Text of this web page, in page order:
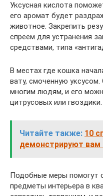
Уксусная кислота
его аромат будет
животное. Закрепить
спреем для устранения
средствами, типа
В местах где кошка
вату, смоченную
многим людям, и его
цитрусовых или гвоздики.
Читайте также: 10
демонстрируют
Подобные меры помогут
предметы интерьера в